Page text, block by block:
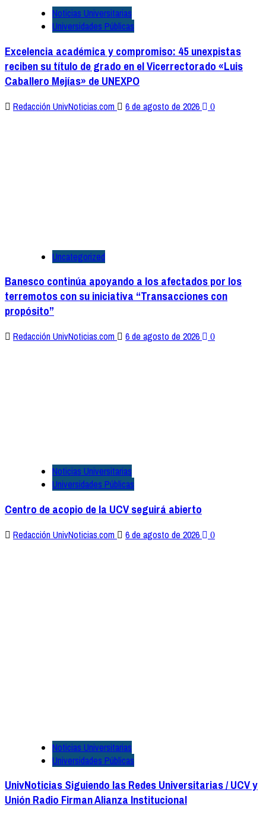
Noticias Universitarias
Universidades Públicas
Excelencia académica y compromiso: 45 unexpistas
reciben su título de grado en el Vicerrectorado «Luis
Caballero Mejías» de UNEXPO
Redacción UnivNoticias.com 6 de agosto de 2026 0
Uncategorized
Banesco continúa apoyando a los afectados por los
terremotos con su iniciativa “Transacciones con
propósito”
Redacción UnivNoticias.com 6 de agosto de 2026 0
Noticias Universitarias
Universidades Públicas
Centro de acopio de la UCV seguirá abierto
Redacción UnivNoticias.com 6 de agosto de 2026 0
Noticias Universitarias
Universidades Públicas
UnivNoticias Siguiendo las Redes Universitarias / UCV y
Unión Radio Firman Alianza Institucional